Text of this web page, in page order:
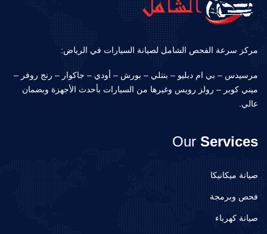
مركز سرعة الفحص الشامل لصيانة السيارات في الرياض:
مرسيدس – بي ام دبليو – بنتلي – بورش – أودي – جاكوار – رنج روفر –
ميني كوبر – رولز رويس وغيرها من السيارات بأحدث الأجهزة وبضمان
عالي.
Our Services
صيانة ميكانيكا
فحص وبرمجة
صيانة كهرباء